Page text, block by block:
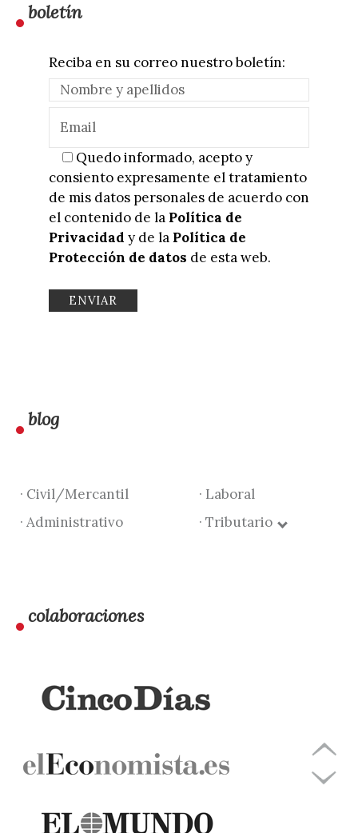
boletín
Reciba en su correo nuestro boletín:
Quedo informado, acepto y
consiento expresamente el tratamiento
de mis datos personales de acuerdo con
el contenido de la Política de
Privacidad y de la Política de
Protección de datos de esta web.
blog
· Civil/Mercantil
· Laboral
· Administrativo
· Tributario
colaboraciones